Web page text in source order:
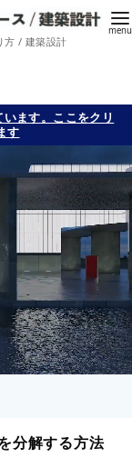
方 / 建築設計
ます。ここをクリ
す
分解する方法